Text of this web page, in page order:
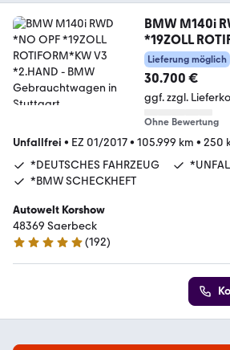
BMW M140i
*19ZOLL
*2.HAND
Lieferung möglich
30.700 €
ggf. zzgl.
Ohne Bewertung
Unfallfrei • EZ 01/2017• 105.999 km • 250
*DEUTSCHES FAHRZEUG
*BMW SCHECKHEFT
Autowelt Korshow
48369 Saerbeck
4.9 Sterne
(192)